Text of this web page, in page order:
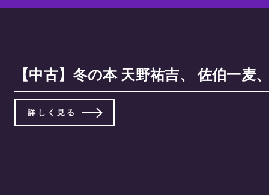
【中古】冬の本 天野祐吉、 佐伯一
詳しく見る